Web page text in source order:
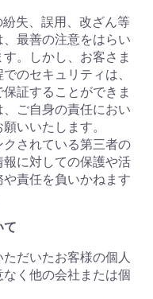
失、誤用、改ざん等
最善の注意をはらい
。しかし、お客さま
のセキュリティは、
証することができま
ご自身の責任におい
いいたします。
されている第三者の
に対しての保護や活
責任を負いかねます
て
だいたお客様の個人
く他の会社または個